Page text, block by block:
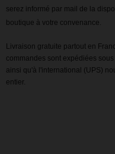
serez informé par mail de la
boutique à votre convenance.
Livraison gratuite partout en
commandes sont expédiées
ainsi qu'à l'international (UPS)
entier.